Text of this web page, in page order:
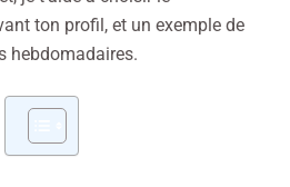
ton profil, et un exemple de
hebdomadaires.